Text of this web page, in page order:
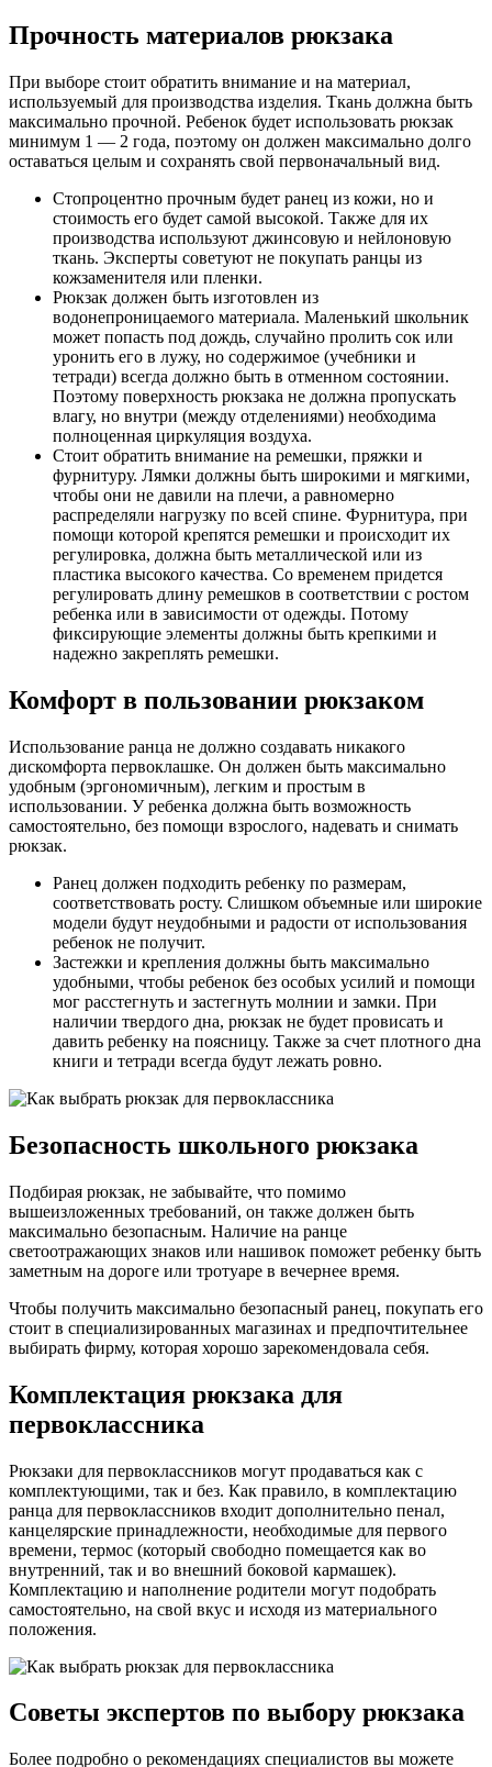
Прочность материалов рюкзака
При выборе стоит обратить внимание и на материал,
используемый для производства изделия. Ткань должна быть
максимально прочной. Ребенок будет использовать рюкзак
минимум 1 — 2 года, поэтому он должен максимально долго
оставаться целым и сохранять свой первоначальный вид.­
Стопроцентно прочным будет ранец из кожи, но и
стоимость его будет самой высокой. Также для их
производства используют джинсовую и нейлоновую
ткань. Эксперты советуют не покупать ранцы из
кожзаменителя или пленки.
Рюкзак должен быть изготовлен из
водонепроницаемого материала. Маленький школьник
может попасть под дождь, случайно пролить сок или
уронить его в лужу, но содержимое (учебники и
тетради) всегда должно быть в отменном состоянии.
Поэтому поверхность рюкзака не должна пропускать
влагу, но внутри (между отделениями) необходима
полноценная циркуляция воздуха.­
Стоит обратить внимание на ремешки, пряжки и
фурнитуру. Лямки должны быть широкими и мягкими,
чтобы они не давили на плечи, а равномерно
распределяли нагрузку по всей спине. Фурнитура, при
помощи которой крепятся ремешки и происходит их
регулировка, должна быть металлической или из
пластика высокого качества. Со временем придется
регулировать длину ремешков в соответствии с ростом
ребенка или в зависимости от одежды. Потому
фиксирующие элементы должны быть крепкими и
надежно закреплять ремешки.
Комфорт в пользовании рюкзаком
Использование ранца не должно создавать никакого
дискомфорта первоклашке. Он должен быть максимально
удобным (эргономичным), легким и простым в
использовании. У ребенка должна быть возможность
самостоятельно, без помощи взрослого, надевать и снимать
рюкзак.
Ранец должен подходить ребенку по размерам,
соответствовать росту. Слишком объемные или широкие
модели будут неудобными и радости от использования
ребенок не получит.
Застежки и крепления должны быть максимально
удобными, чтобы ребенок без особых усилий и помощи
мог расстегнуть и застегнуть молнии и замки. При
наличии твердого дна, рюкзак не будет провисать и
давить ребенку на поясницу. Также за счет плотного дна
книги и тетради всегда будут лежать ровно.
Безопасность школьного рюкзака
Подбирая рюкзак, не забывайте, что помимо
вышеизложенных требований, он также должен быть
максимально безопасным. Наличие на ранце
светоотражающих знаков или нашивок поможет ребенку быть
заметным на дороге или тротуаре в вечернее время.­
Чтобы получить максимально безопасный ранец, покупать его
стоит в специализированных магазинах и предпочтительнее
выбирать фирму, которая хорошо зарекомендовала себя.
Комплектация рюкзака для
первоклассника
Рюкзаки для первоклассников могут продаваться как с
комплектующими, так и без. Как правило, в комплектацию
ранца для первоклассников входит дополнительно пенал,
канцелярские принадлежности, необходимые для первого
времени, термос (который свободно помещается как во
внутренний, так и во внешний боковой кармашек).
Комплектацию и наполнение родители могут подобрать
самостоятельно, на свой вкус и исходя из материального
положения.
Советы экспертов по выбору рюкзака
Более подробно о рекомендациях специалистов вы можете